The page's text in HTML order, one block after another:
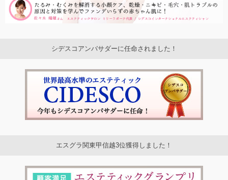
シデスコアンバサダーに任命されました！
エスグラ関東甲信越3位獲得しました！